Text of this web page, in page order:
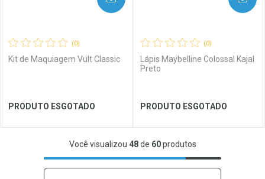
Ver Desconto Convênio Ver Desconto Convênio
(0)
Kit de Maquiagem Vult Classic
PRODUTO ESGOTADO
FECHAR
FECHAR
(0)
Lápis Maybelline Colossal Kajal
Preto
PRODUTO ESGOTADO
Você visualizou 48de 60produtos